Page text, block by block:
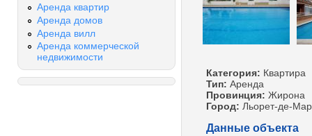
Аренда квартир
Аренда домов
Аренда вилл
Аренда коммерческой
недвижимости
Категория: Квартира
Тип: Аренда
Провинция: Жирона
Город: Льорет-де-Мар
Данные объекта